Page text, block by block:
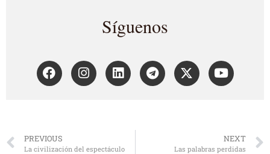
Síguenos
PREVIOUS
La civilización del espectáculo
NEXT
Las palabras perdidas